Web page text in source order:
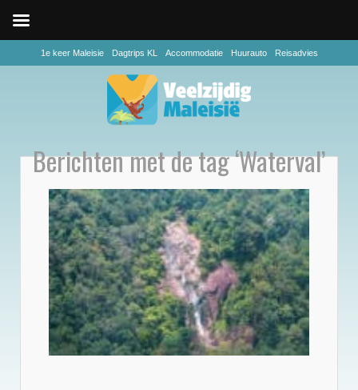
1e keer Maleisie Dagtrips KL Accommodatie Huurauto Reisadvies
Berichten met de tag ‘Waterval’